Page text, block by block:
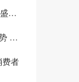
州
费者